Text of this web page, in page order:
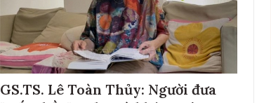
GS.TS. Lê Toàn Thủy: Người đưa